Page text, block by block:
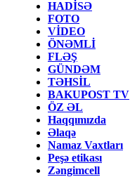
HADİSƏ
FOTO
VİDEO
ÖNƏMLİ
FLƏŞ
GÜNDƏM
TƏHSİL
BAKUPOST TV
ÖZ ƏL
Haqqımızda
Əlaqə
Namaz Vaxtları
Peşə etikası
Zəngimcell